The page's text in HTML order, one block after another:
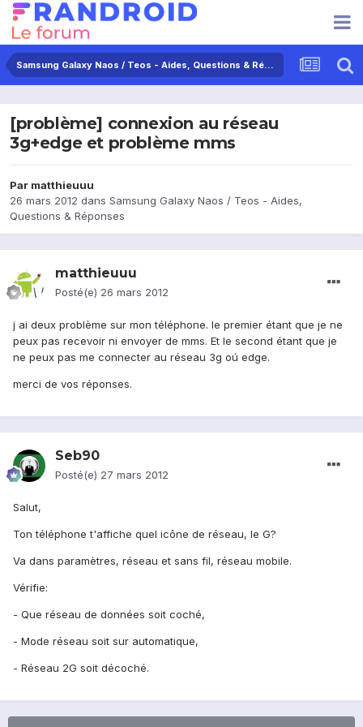
Samsung Galaxy Naos / Teos - Aides, Questions & Réponses
[problème] connexion au réseau
3g+edge et problème mms
Par matthieuuu
26 mars 2012 dans Samsung Galaxy Naos / Teos - Aides,
Questions & Réponses
matthieuuu
Posté(e) 26 mars 2012
j ai deux problème sur mon téléphone. le premier étant que je ne
peux pas recevoir ni envoyer de mms. Et le second étant que je
ne peux pas me connecter au réseau 3g oú edge.
merci de vos réponses.
Seb90
Posté(e) 27 mars 2012
Salut,
Ton téléphone t'affiche quel icône de réseau, le G?
Va dans paramètres, réseau et sans fil, réseau mobile.
Vérifie:
- Que réseau de données soit coché,
- Mode réseau soit sur automatique,
- Réseau 2G soit décoché.